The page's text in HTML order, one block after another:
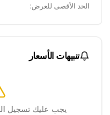
الحد الأقصى للعرض:
تنبيهات الأسعار
يجب عليك تسجيل